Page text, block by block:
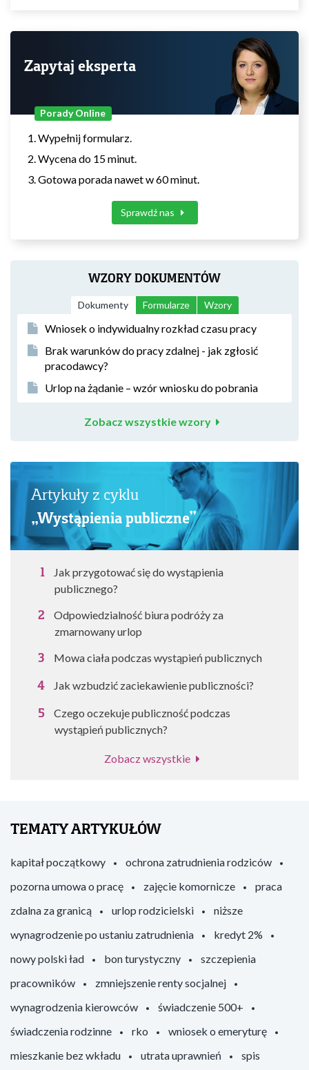
Zapytaj eksperta
Porady Online
Wypełnij formularz.
Wycena do 15 minut.
Gotowa porada nawet w 60 minut.
Sprawdź nas
WZORY DOKUMENTÓW
Dokumenty Formularze Wzory
Wniosek o indywidualny rozkład czasu pracy
Brak warunków do pracy zdalnej - jak zgłosić
pracodawcy?
Urlop na żądanie – wzór wniosku do pobrania
Zobacz wszystkie wzory
Artykuły z cyklu
„Wystąpienia publiczne”
Jak przygotować się do wystąpienia
publicznego?
Odpowiedzialność biura podróży za
zmarnowany urlop
Mowa ciała podczas wystąpień publicznych
Jak wzbudzić zaciekawienie publiczności?
Czego oczekuje publiczność podczas
wystąpień publicznych?
Zobacz wszystkie
TEMATY ARTYKUŁÓW
kapitał początkowy
ochrona zatrudnienia rodziców
pozorna umowa o pracę
zajęcie komornicze
praca
zdalna za granicą
urlop rodzicielski
niższe
wynagrodzenie po ustaniu zatrudnienia
kredyt 2%
nowy polski ład
bon turystyczny
szczepienia
pracowników
zmniejszenie renty socjalnej
wynagrodzenia kierowców
świadczenie 500+
świadczenia rodzinne
rko
wniosek o emeryturę
mieszkanie bez wkładu
utrata uprawnień spis